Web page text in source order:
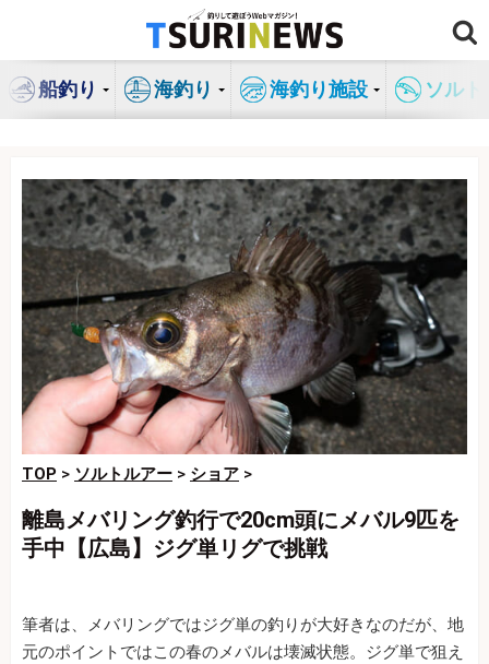
ン
船釣り 海釣り 海釣り施設 ソル
TOP > ソルトルアー > ショア >
離島メバリング釣行で20cm頭にメバル9匹を
手中【広島】ジグ単リグで挑戦
筆者は、メバリングではジグ単の釣りが大好きなのだが、地
元のポイントではこの春のメバルは壊滅状態。ジグ単で狙え